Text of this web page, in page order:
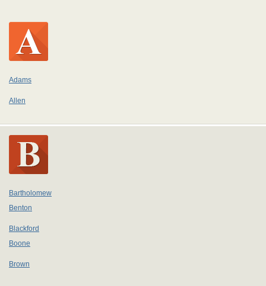
Adams
Allen
Bartholomew
Benton
Blackford
Boone
Brown